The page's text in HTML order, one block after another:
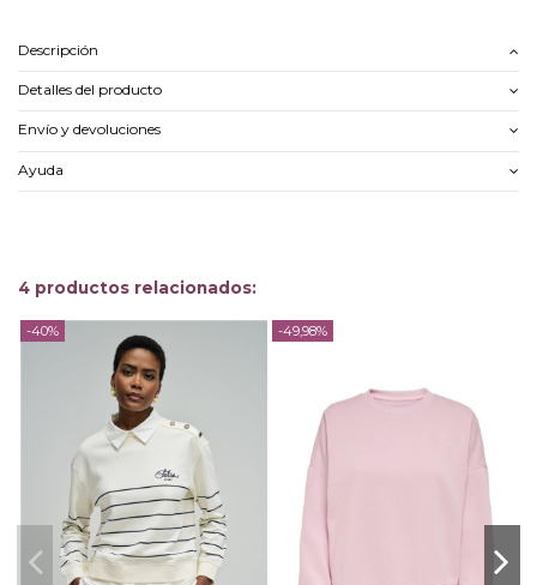
Descripción
Detalles del producto
Envío y devoluciones
Ayuda
4 productos relacionados:
-40% -49,98%